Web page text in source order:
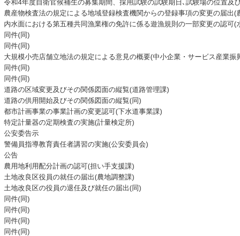
令和4年度自衛官候補生の募集期間、採用試験の試験期日､試験場の位置及
農産物検査法の規定による地域登録検査機関からの登録事項の変更の届出(
内水面における第五種共同漁業権の免許に係る遊漁規則の一部変更の認可(
同件(同)
同件(同)
大規模小売店舗立地法の規定による意見の概要(中小企業・サービス産業振
同件(同)
同件(同)
道路の区域変更及びその関係図面の縦覧(道路管理課)
道路の供用開始及びその関係図面の縦覧(同)
都市計画事業の事業計画の変更認可(下水道事業課)
特定計量器の定期検査の実施(計量検定所)
公安委告示
警備員指導教育責任者講習の実施(公安委員会)
公告
農用地利用配分計画の認可(担い手支援課)
土地改良区役員の就任の届出(農地調整課)
土地改良区の役員の退任及び就任の届出(同)
同件(同)
同件(同)
同件(同)
同件(同)